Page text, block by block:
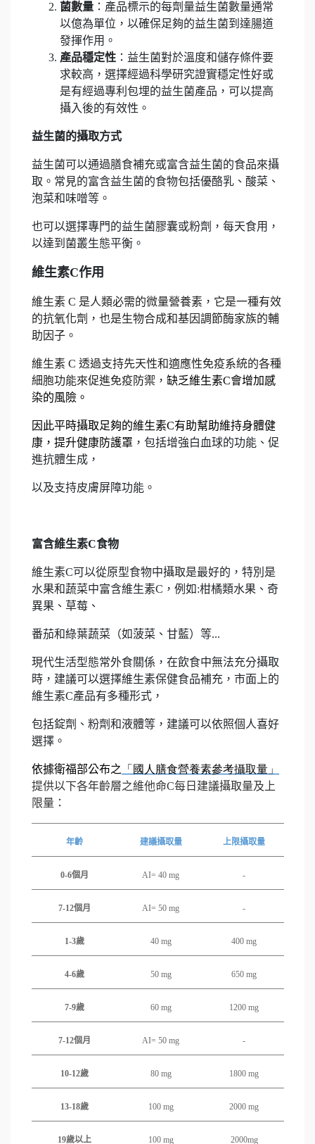
菌數量 ：產品標示的每劑量益生菌數量通常
以億為單位，以確保足夠的益生菌到達腸道
發揮作用。
產品穩定性 ：益生菌對於溫度和儲存條件要
求較高，選擇經過科學研究證實穩定性好或
是有經過專利包埋的益生菌產品，可以提高
攝入後的有效性。
益生菌的攝取方式
益生菌可以通過膳食補充或富含益生菌的食品來攝
取。常見的富含益生菌的食物包括優酪乳、酸菜、
泡菜和味噌等。
也可以選擇專門的益生菌膠囊或粉劑，每天食用，
以達到菌叢生態平衡。
維生素C作用
維生素 C 是人類必需的微量營養素，它是一種有效
的抗氧化劑，也是生物合成和基因調節酶家族的輔
助因子。
維生素 C 透過支持先天性和適應性免疫系統的各種
細胞功能來促進免疫防禦， 缺乏維生素C會增加感
染的風險。
因此平時攝取足夠的維生素C有助幫助維持身體健
康，提升健康防護罩 ， 包括增強白血球的功能、促
進抗體生成，
以及支持皮膚屏障功能。
富含維生素C食物
維生素C可以從原型食物中攝取是最好的，特別是
水果和蔬菜中富含維生素C，例如:柑橘類水果、奇
異果、草莓、
番茄和綠葉蔬菜（如菠菜、甘藍）等...
現代生活型態常外食關係，在飲食中無法充分攝取
時，建議可以選擇維生素保健食品補充，市面上的
維生素C產品有多種形式，
包括錠劑、粉劑和液體等，建議可以依照個人喜好
選擇。
依據衛福部公布之
「國人膳食營養素參考攝取量」
提供以下各年齡層之維他命C每日建議攝取量及上
限量：
年齡 建議攝取量 上限攝取量
0-6個月 AI= 40 mg -
7-12個月 AI= 50 mg -
1-3歲 40 mg 400 mg
4-6歲 50 mg 650 mg
7-9歲 60 mg 1200 mg
7-12個月 AI= 50 mg -
10-12歲 80 mg 1800 mg
13-18歲 100 mg 2000 mg
19歲以上 100 mg 2000mg